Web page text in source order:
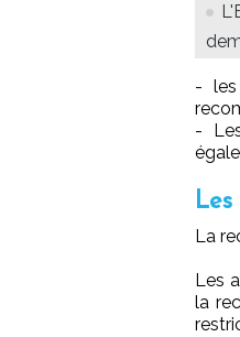
- les
-
La
Les
la